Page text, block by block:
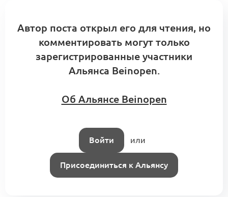
Автор поста открыл его для чтения, но
комментировать могут только
зарегистрированные участники
Альянса Beinopen.
Об Альянсе Beinopen
Войти или
Присоединиться к Альянсу